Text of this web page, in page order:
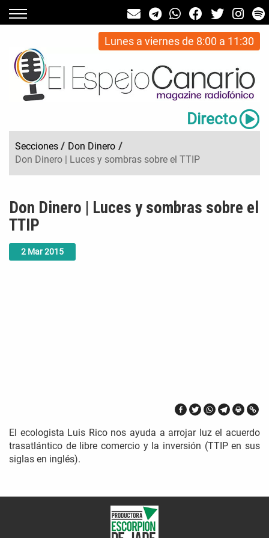
Lunes a viernes de 8:00 a 11:30
Directo
Secciones / Don Dinero /
Don Dinero | Luces y sombras sobre el TTIP
2 Mar2015
Don Dinero | Luces y sombras sobre el
TTIP
El ecologista Luis Rico nos ayuda a arrojar luz el acuerdo
trasatlántico de libre comercio y la inversión (TTIP en sus
siglas en inglés).